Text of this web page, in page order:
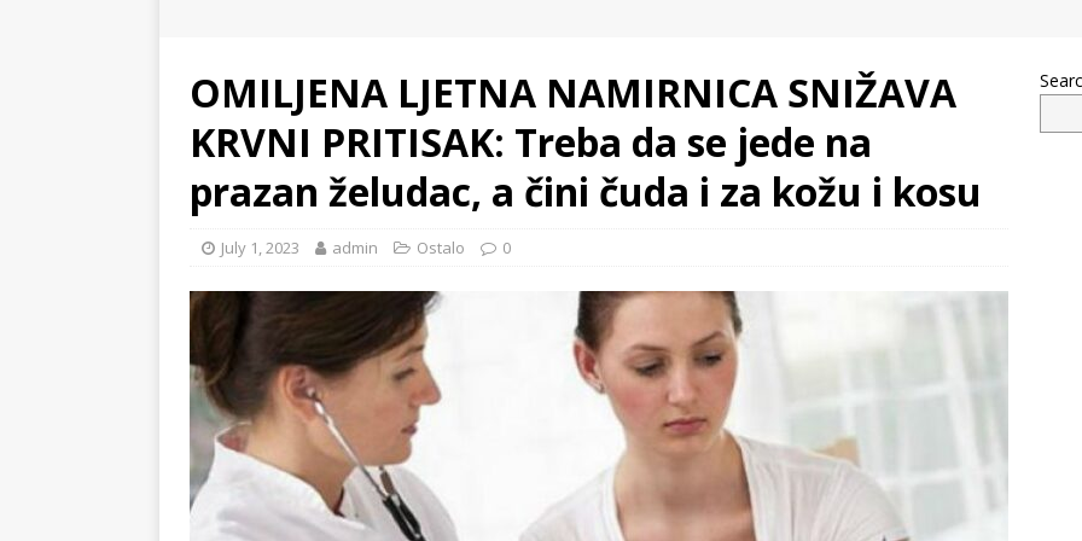
OMILJENA LJETNA NAMIRNICA SNIŽAVA
KRVNI PRITISAK: Treba da se jede na
prazan želudac, a čini čuda i za kožu i kosu
July 1, 2023 admin Ostalo 0